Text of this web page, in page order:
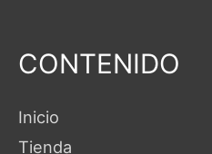
CONTENIDO
Inicio
Tienda